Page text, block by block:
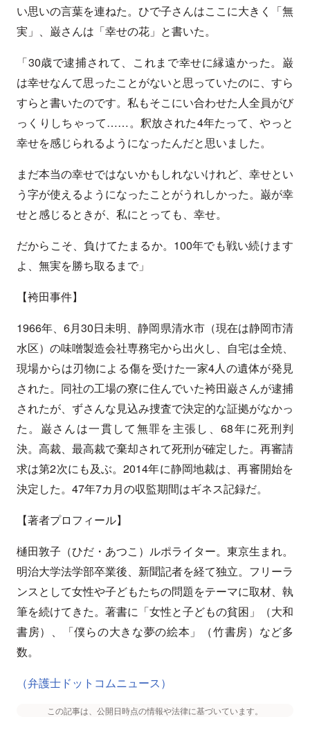
い思いの言葉を連ねた。ひで子さんはここに大きく「無
実」、巌さんは「幸せの花」と書いた。
「30歳で逮捕されて、これまで幸せに縁遠かった。巌
は幸せなんて思ったことがないと思っていたのに、すら
すらと書いたのです。私もそこにい合わせた人全員がび
っくりしちゃって……。釈放された4年たって、やっと
幸せを感じられるようになったんだと思いました。
まだ本当の幸せではないかもしれないけれど、幸せとい
う字が使えるようになったことがうれしかった。巌が幸
せと感じるときが、私にとっても、幸せ。
だからこそ、負けてたまるか。100年でも戦い続けます
よ、無実を勝ち取るまで」
【袴田事件】
1966年、6月30日未明、静岡県清水市（現在は静岡市清
水区）の味噌製造会社専務宅から出火し、自宅は全焼、
現場からは刃物による傷を受けた一家4人の遺体が発見
された。同社の工場の寮に住んでいた袴田巌さんが逮捕
されたが、ずさんな見込み捜査で決定的な証拠がなかっ
た。巌さんは一貫して無罪を主張し、68年に死刑判
決。高裁、最高裁で棄却されて死刑が確定した。再審請
求は第2次にも及ぶ。2014年に静岡地裁は、再審開始を
決定した。47年7カ月の収監期間はギネス記録だ。
【著者プロフィール】
樋田敦子（ひだ・あつこ）ルポライター。東京生まれ。
明治大学法学部卒業後、新聞記者を経て独立。フリーラ
ンスとして女性や子どもたちの問題をテーマに取材、執
筆を続けてきた。著書に「女性と子どもの貧困」（大和
書房）、「僕らの大きな夢の絵本」（竹書房）など多
数。
（弁護士ドットコムニュース）
この記事は、公開日時点の情報や法律に基づいています。